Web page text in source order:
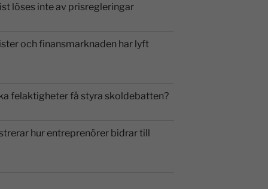
löses inte av prisregleringar
och finansmarknaden har lyft
felaktigheter få styra skoldebatten?
hur entreprenörer bidrar till